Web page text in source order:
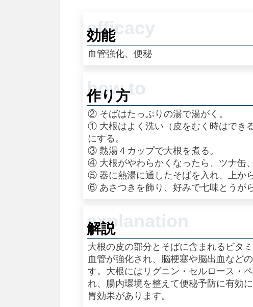
効能
血管強化、便秘
作り方
② そばはたっぷりの湯で湯がく。
① 大根はよく洗い（皮をむく時はでき
にする。
③ 熱湯４カップで大根を煮る。
④ 大根がやわらかくなったら、ツナ缶
⑤ 器に熱湯に通したそばを入れ、上か
⑥ あさつきを飾り、好みで七味とうが
解説
大根の皮の部分とそばに含まれるビタ
血管が強化され、脳梗塞や脳出血など
す。大根にはリグニン・セルロース・
れ、腸内環境を整えて便秘予防に有効
胃効果があります。